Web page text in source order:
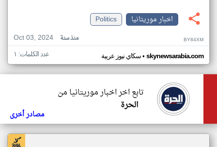
اخبار موريتانيا
Politics
Oct 03, 2024
منذ سنة BY84XM
سكاي نيوز عربية• skynewsarabia.com عدد الكلمات: ١
تابع اخر اخبار موريتانيا من
الحرة
مصادر أخرى